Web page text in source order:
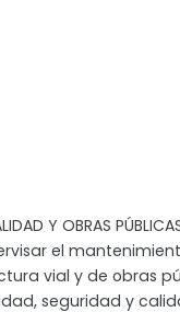
Y OBRAS
el
vial y de obras
seguridad y